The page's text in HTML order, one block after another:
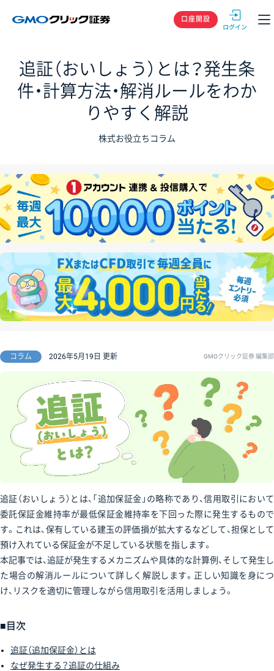
GMOクリック
口座開設
追証（おいしょう）とは？発生条
件・計算方法・解消ルールをわか
りやすく解説
株式お役立ちコラム
コラム 2026年5月19日 更新 GMOクリック証券 編集部
追証（おいしょう）とは、「追加保証金」の略称であり、信用取引において
委託保証金維持率が最低保証金維持率を下回った際に発生するもので
す。これは、保有している建玉の評価損が拡大するなどして、担保として
預け入れている保証金が不足している状態を指します。
本記事では、追証が発生するメカニズムや具体的な計算例、そして発生し
た場合の解消ルールについて詳しく解説します。正しい知識を身につ
け、リスクを適切に管理しながら信用取引を活用しましょう。
■目次
追証（追加保証金）とは
なぜ発生する？追証の仕組み